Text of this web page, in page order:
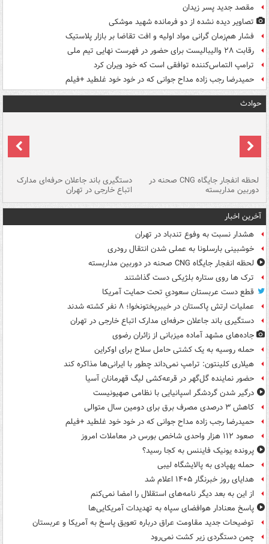
مقصد جدید پسر زیدان
تصاویر دیده‌ نشده از دو فرمانده شهید موشکی
فشار هم‌زمان گرانی مواد اولیه و افت تقاضا بر بازار پلاستیک
رقابت ۲۸ والیبالیست برای حضور در فهرست نهایی تیم ملی
ترامپ التماس‌کننده توافقی است که خود ویران کرد
حمیدرضا رجب زاده مداح جوانی که در خود خود غلطید +فیلم
حوادث
لحظه انفجار جایگاه CNG صحنه در
دوربین مداربسته
دستگیری باند جاعلان حرفه‌ای مدارک
اتباع خارجی در تهران
آخرین اخبار
هشدار نسبت به وفوع تندباد در تهران
خوشبینی بارسلونا به عملی شدن انتقال رودری
لحظه انفجار جایگاه CNG صحنه در دوربین مداربسته
ترک ها روی ستاره بلژیکی دست گذاشتند
قطع دست عربستان سعودیِ تحت حمایت آمریکا
عملیات ارتش پاکستان در خیبرپختونخوا؛ ۸ نفر کشته شدند
دستگیری باند جاعلان حرفه‌ای مدارک اتباع خارجی در تهران
جاده‌های مشهد آماده میزبانی از زائران رضوی
حمله روسیه به یک کشتی حامل سلاح برای اوکراین
هیلاری کلینتون: ترامپ نمی‌داند چطور با ایرانی‌ها مذاکره کند
حضور نماینده گل‌گهر در قرعه‌کشی لیگ قهرمانان آسیا
درگیر شدن گردشگر اسپانیایی با نظامی صهیونیست
کاهش ۳ درصدی مصرف برق برای دومین سال متوالی
حمیدرضا رجب زاده مداح جوانی که در خود خود غلطید +فیلم
صعود ۱۱۲ هزار واحدی شاخص بورس در معاملات امروز
پرونده یونیک فایننس به کجا رسید؟
حمله پهپادی به پالایشگاه لیبی
هدایای روز خبرنگار ۱۴۰۵ اعلام شد
از این به بعد دیگر نامه‌های استقلال را امضا نمی‌کنم
پاسخ معنادار هوافضای سپاه به تهدیدات آمریکایی‌ها
توضیحات جدید مقاومت عراق درباره تعویق پاسخ به آمریکا و عربستان
چمن دستگردی زیر کشت نمی‌رود